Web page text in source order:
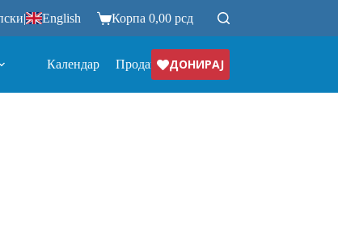
| English Корпа 0,00 рсд
Календар ПродавницаДОНИРАЈ